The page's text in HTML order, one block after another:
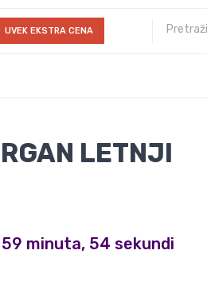
UVEK EKSTRA CENA
LETNJI
minuta, 53 sekundi